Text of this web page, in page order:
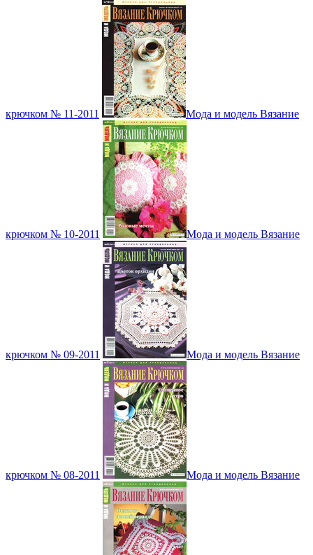
крючком № 11-2011 Мода и модель Вязание
крючком № 10-2011 Мода и модель Вязание
крючком № 09-2011 Мода и модель Вязание
крючком № 08-2011 Мода и модель Вязание